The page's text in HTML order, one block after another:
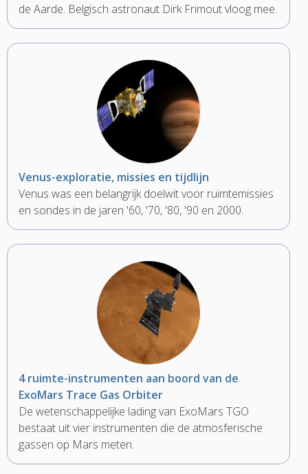
de Aarde. Belgisch astronaut Dirk Frimout vloog mee.
Venus-exploratie, missies en tijdlijn
Venus was een belangrijk doelwit voor ruimtemissies
en sondes in de jaren '60, '70, '80, '90 en 2000.
4 ruimte-instrumenten aan boord van de
ExoMars Trace Gas Orbiter
De wetenschappelijke lading van ExoMars TGO
bestaat uit vier instrumenten die de atmosferische
gassen op Mars meten.